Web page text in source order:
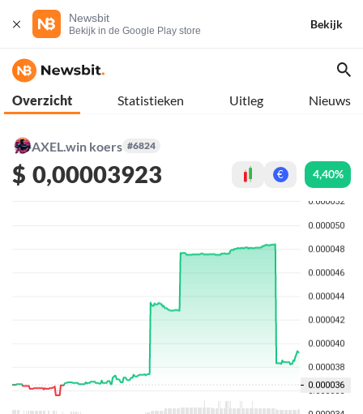
Newsbit
Bekijk in de Google Play store
Bekijk
Overzicht Statistieken Uitleg Nieuws
AXEL.win koers #6824
$ 0,00003923 € 4,40%